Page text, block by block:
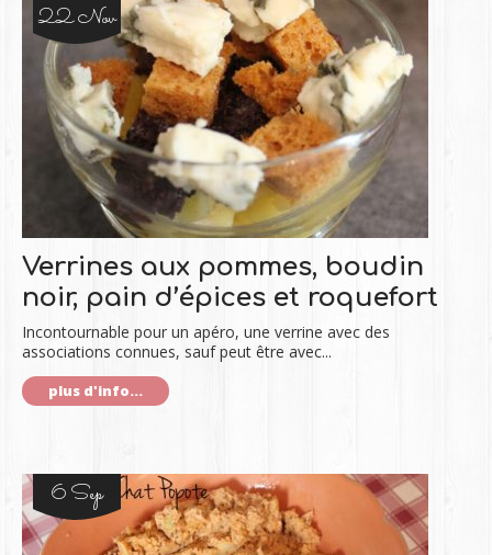
22 Nov
Verrines aux pommes, boudin
noir, pain d’épices et roquefort
Incontournable pour un apéro, une verrine avec des
associations connues, sauf peut être avec...
plus d'info...
6 Sep